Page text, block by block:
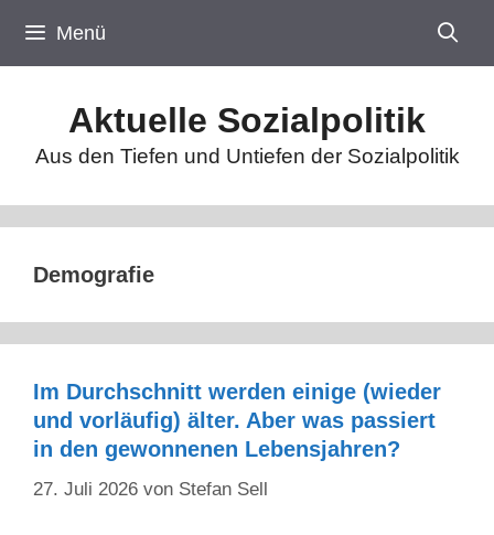
Inhalt
springen
Menü
Aktuelle Sozialpolitik
Aus den Tiefen und Untiefen der Sozialpolitik
Demografie
Im Durchschnitt werden einige (wieder
und vorläufig) älter. Aber was passiert
in den gewonnenen Lebensjahren?
27. Juli 2026 von Stefan Sell